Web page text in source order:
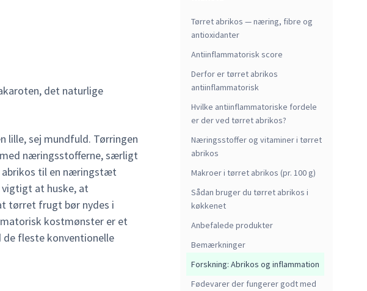
lille, sej mundfuld. Tørringen
næringsstofferne, særligt
til en næringstæt
vigtigt at huske, at
tørret frugt bør nydes i
kostmønster er et
de fleste konventionelle
Tørret abrikos — næring, fibre og
antioxidanter
Antiinflammatorisk score
Derfor er tørret abrikos
antiinflammatorisk
Hvilke antiinflammatoriske fordele
er der ved tørret abrikos?
Næringsstoffer og vitaminer i tørret
abrikos
Makroer i tørret abrikos (pr. 100 g)
Sådan bruger du tørret abrikos i
køkkenet
Anbefalede produkter
Bemærkninger
Forskning: Abrikos og inflammation
Fødevarer der fungerer godt med